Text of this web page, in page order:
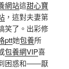
網站這甜心寶
，這對夫妻第
笑了。出彩修
ptt她包養所
包養網VIP喜
困惑和——厭